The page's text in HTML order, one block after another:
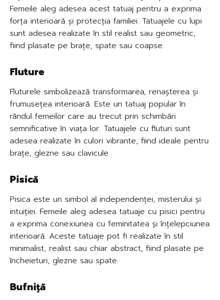
Femeile aleg adesea acest tatuaj pentru a exprima
forța interioară și protecția familiei. Tatuajele cu lupi
sunt adesea realizate în stil realist sau geometric,
fiind plasate pe brațe, spate sau coapse.
Fluture
Fluturele simbolizează transformarea, renașterea și
frumusețea interioară. Este un tatuaj popular în
rândul femeilor care au trecut prin schimbări
semnificative în viața lor. Tatuajele cu fluturi sunt
adesea realizate în culori vibrante, fiind ideale pentru
brațe, glezne sau clavicule.
Pisică
Pisica este un simbol al independenței, misterului și
intuiției. Femeile aleg adesea tatuaje cu pisici pentru
a exprima conexiunea cu feminitatea și înțelepciunea
interioară. Aceste tatuaje pot fi realizate în stil
minimalist, realist sau chiar abstract, fiind plasate pe
încheieturi, glezne sau spate.
Bufniță